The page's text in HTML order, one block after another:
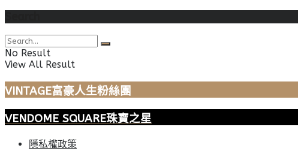
No Result
View All Result
VINTAGE富豪人生粉絲團
VENDOME SQUARE珠寶之星
隱私權政策